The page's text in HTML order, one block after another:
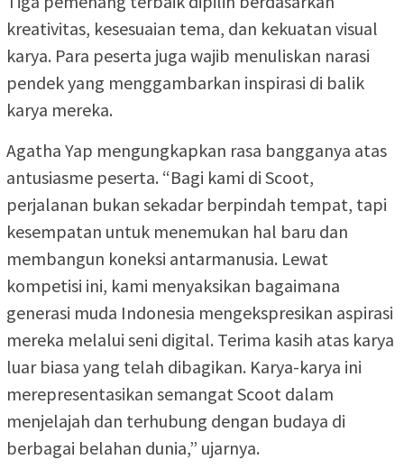
kreativitas, kesesuaian tema, dan kekuatan visual
karya. Para peserta juga wajib menuliskan narasi
pendek yang menggambarkan inspirasi di balik
karya mereka.
Agatha Yap mengungkapkan rasa bangganya atas
antusiasme peserta. “Bagi kami di Scoot,
perjalanan bukan sekadar berpindah tempat, tapi
kesempatan untuk menemukan hal baru dan
membangun koneksi antarmanusia. Lewat
kompetisi ini, kami menyaksikan bagaimana
generasi muda Indonesia mengekspresikan aspirasi
mereka melalui seni digital. Terima kasih atas karya
luar biasa yang telah dibagikan. Karya-karya ini
merepresentasikan semangat Scoot dalam
menjelajah dan terhubung dengan budaya di
berbagai belahan dunia,” ujarnya.